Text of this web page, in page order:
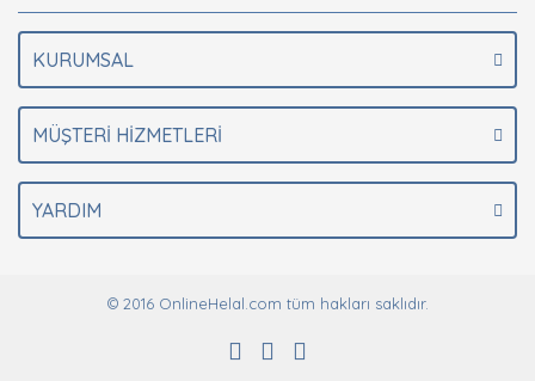
KURUMSAL
MÜŞTERİ HİZMETLERİ
YARDIM
© 2016 OnlineHelal.com tüm hakları saklıdır.